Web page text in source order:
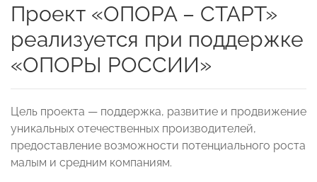
Проект «ОПОРА – СТАРТ»
реализуется при поддержке
«ОПОРЫ РОССИИ»
Цель проекта — поддержка, развитие и продвижение
уникальных отечественных производителей,
предоставление возможности потенциального роста
малым и средним компаниям.